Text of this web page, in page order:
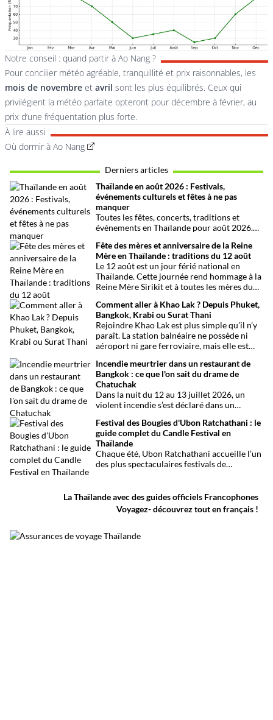
Notre conseil : quand partir à Ao Nang ?
Pour concilier météo agréable, tranquillité et prix raisonnables, les
mois de novembre et avril sont les plus équilibrés. Ceux qui
privilégient la météo parfaite opteront pour décembre à février, au
prix d’une fréquentation plus forte.
À lire aussi
Où dormir à Ao Nang
Derniers articles
Thaïlande en août 2026 : Festivals,
événements culturels et fêtes à ne pas
manquer
Toutes les fêtes, concerts, traditions et
événements en Thaïlande pour août 2026.
organiser son voyage.
Fête des mères et anniversaire de la Reine
Mère en Thaïlande : traditions du 12 août
Le 12 août est un jour férié national en
Thaïlande. Cette journée rend hommage à la
Reine Mère Sirikit et à toutes les mères du
traditions bouddhistes et festivités
populaires dans tout le royaume.
Comment aller à Khao Lak ? Depuis Phuket,
Bangkok, Krabi ou Surat Thani
Rejoindre Khao Lak est plus simple qu’il n’y
paraît. La station balnéaire ne possède ni
aéroport ni gare ferroviaire, mais elle est
international de Phuket, situé à un peu plus
d’une heure de route. Que vous arriviez de
Bangkok, Phuket, Krabi, Surat Thani ou de
Khao Sok, voici toutes les solutions pour
organiser votre trajet dans les meilleures
conditions.
Incendie meurtrier dans un restaurant de
Bangkok : ce que l'on sait du drame de
Chatuchak
Dans la nuit du 12 au 13 juillet 2026, un
violent incendie s’est déclaré dans un
de Chatuchak, à Bangkok. Le bilan
provisoire est particulièrement lourd avec
au moins 27 morts et plusieurs dizaines de
blessés.
Festival des Bougies d'Ubon Ratchathani : le
guide complet du Candle Festival en
Thaïlande
Chaque été, Ubon Ratchathani accueille l’un
des plus spectaculaires festivals de
traditionnelles et des musiques de l’Isan,
célébrant le début du carême bouddhique
dans une atmosphère aussi spirituelle que
La Thaïlande avec des guides officiels Francophones
Voyagez- découvrez tout en français !